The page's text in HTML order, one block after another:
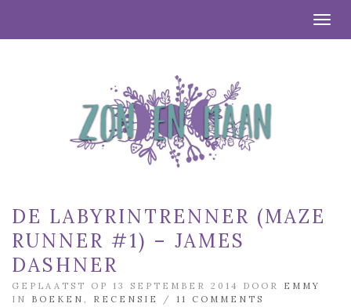
DE LABYRINTRENNER (MAZE
RUNNER #1) – JAMES
DASHNER
GEPLAATST OP 13 SEPTEMBER 2014 DOOR EMMY
IN BOEKEN RECENSIE / 11 COMMENTS